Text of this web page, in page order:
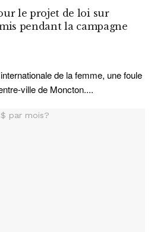
le projet de loi sur
pendant la campagne
de la femme, une foule
ville de Moncton....